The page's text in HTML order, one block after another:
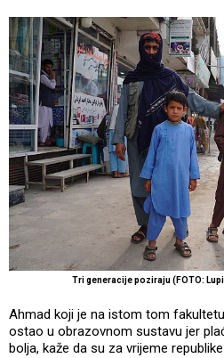
Tri generacije poziraju (FOTO:
Ahmad koji je na istom tom
ostao u obrazovnom sustavu jer
bolja, kaže da su za vrijeme